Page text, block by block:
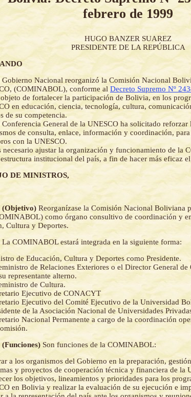
febrero de 1999
HUGO BANZER SUAREZ
PRESIDENTE DE LA REPÚBLICA
Gobierno Nacional reorganizó la Comisión Nacional
(COMINABOL), conforme al Decreto Supremo Nº
de fortalecer la participación de Bolivia, en los
en educación, ciencia, tecnología, cultura,
de su competencia.
Conferencia General de la UNESCO ha solicitado reforzar
de consulta, enlace, información y coordinación,
con la UNESCO.
necesario ajustar la organización y funcionamiento de la
institucional del país, a fin de hacer más eficaz
DE MINISTROS,
(Objetivo) Reorganízase la Comisión Nacional Boliviana
como órgano consultivo de coordinación y
Cultura y Deportes.
La COMINABOL estará integrada en la siguiente forma:
de Educación, Cultura y Deportes como Presidente.
de Relaciones Exteriores o el Director General de
representante alterno.
de Cultura.
Ejecutivo de CONACYT
Ejecutivo del Comité Ejecutivo de la Universidad
de la Asociación Nacional de Universidades
Nacional Permanente a cargo de la coordinación
Son funciones de la COMINABOL:
a los organismos del Gobierno en la preparación,
y proyectos de cooperación técnica y financiera de la
los objetivos, lineamientos y prioridades para los
en Bolivia y realizar la evaluación de su ejecución e